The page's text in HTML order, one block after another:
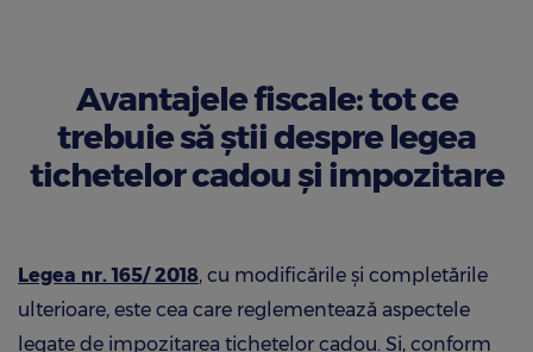
Avantajele fiscale: tot ce
trebuie să știi despre legea
tichetelor cadou și impozitare
Legea nr. 165/ 2018, cu modificările și completările
ulterioare, este cea care reglementează aspectele
legate de impozitarea tichetelor cadou. Și, conform